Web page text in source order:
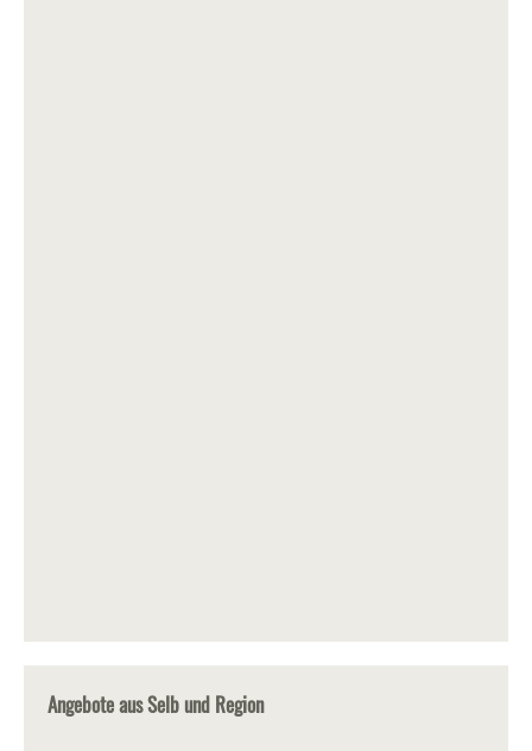
Angebote aus Selb und Region